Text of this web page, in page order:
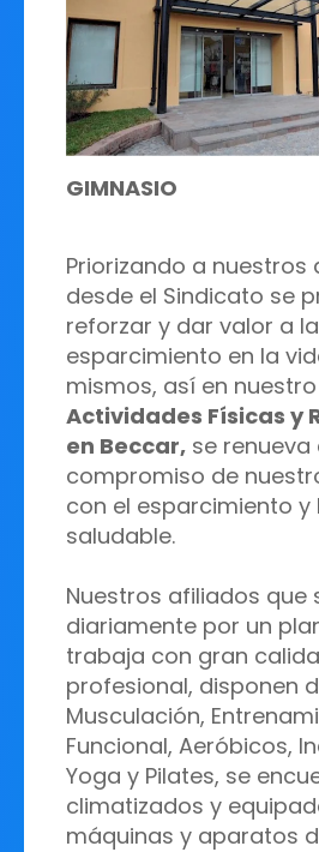
GIMNASIO
Priorizando a nuestros
desde el Sindicato se
reforzar y dar valor a
esparcimiento en la
mismos, así en nuestro
Actividades Físicas y
en Beccar, se renueva
compromiso de
con el esparcimiento y
saludable.
Nuestros afiliados que
diariamente por un
trabaja con gran
profesional, disponen
Musculación,
Funcional, Aeróbicos,
Yoga y Pilates, se
climatizados y
máquinas y aparatos